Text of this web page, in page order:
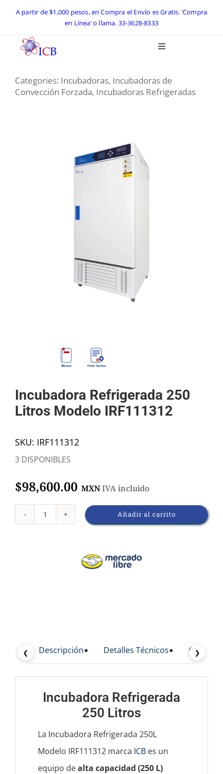
content
A partir de $1,000 pesos, en Compra el Envío es Gratis. ‘Compra
en Línea’ o llama. 33-3628-8333
Toggle
Preguntas Frecuentes
Categories: Incubadoras, Incubadoras de
Convección Forzada, Incubadoras Refrigeradas
Incubadora Refrigerada 250
Litros Modelo IRF111312
SKU: IRF111312
3 DISPONIBLES
$98,600.00 MXNIVA incluido
Incubadora
Añadir al carrito
Descripción Detalles Técnicos
❮ ❯
Incubadora Refrigerada
250 Litros
La Incubadora Refrigerada 250L
Modelo IRF111312 marca ICB es un
equipo dealta capacidad (250 L)